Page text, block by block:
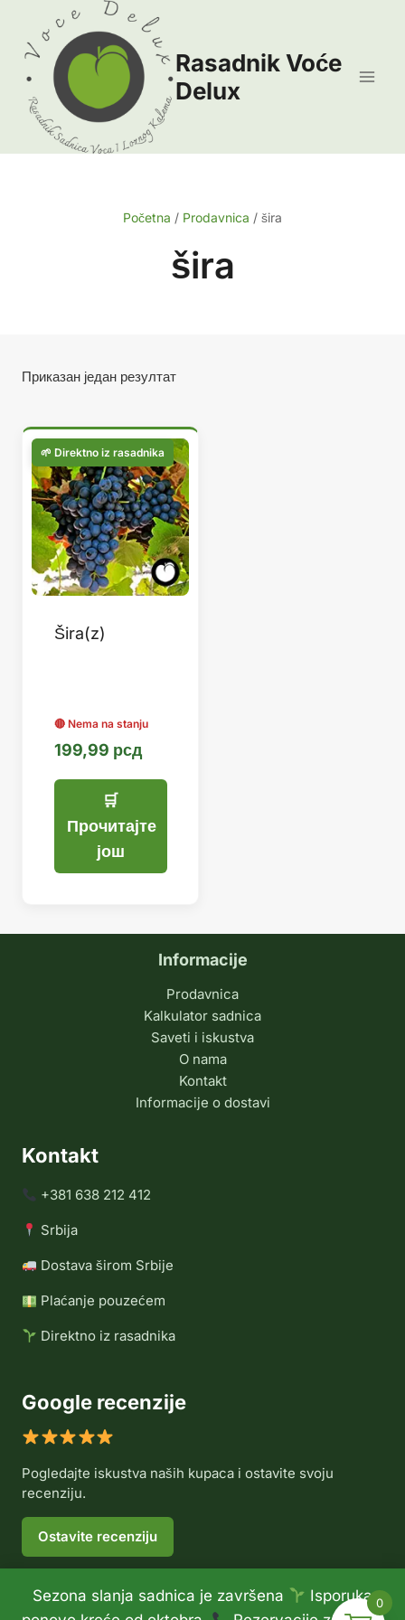
Sezona slanja sadnica je završena
Isporuka
content
Rasadnik Voće
Delux
Početna / Prodavnica / šira
šira
Приказан један резултат
Šira(z)
199,99 рсд
Прочитајте
још
Informacije
Prodavnica
Kalkulator sadnica
Saveti i iskustva
O nama
Kontakt
Informacije o dostavi
Kontakt
+381 638 212 412
Srbija
Dostava širom Srbije
Plaćanje pouzećem
Direktno iz rasadnika
Google recenzije
Pogledajte iskustva naših kupaca i ostavite svoju
recenziju.
Ostavite recenziju
0